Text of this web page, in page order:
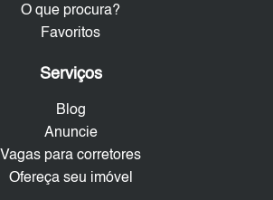
O que procura?
Favoritos
Serviços
Blog
Anuncie
Vagas para corretores
Ofereça seu imóvel